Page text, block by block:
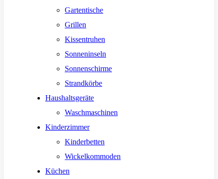
Gartentische
Grillen
Kissentruhen
Sonneninseln
Sonnenschirme
Strandkörbe
Haushaltsgeräte
Waschmaschinen
Kinderzimmer
Kinderbetten
Wickelkommoden
Küchen